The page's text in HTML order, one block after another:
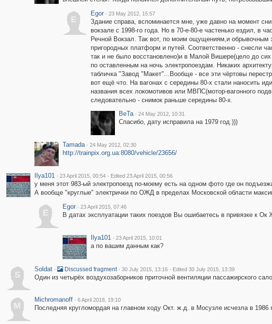
E
Egor · 23 May 2012, 15:57
Здание справа, вспоминается мне, уже давно на момент
вокзале с 1998-го года. Но в 70-е-80-е частенько ездил, в
Речной Вокзал. Так вот, по моим ощущениям,и обрывочным
пригородных платформ и путей. Соответственно - снесли
так и не было восстановлено)и в Малой Вишере(цело до
по оставленным на ночь электропоездам. Никаких
табличка "Завод "Макет"...Вообще - все эти чёртовы
вот ещё что. На вагонах с середины 80-х стали наносить
названия всех локомотивов или МВПС(мотор-вагонного
следовательно - снимок раньше середины 80-х.
BeTa · 24 May 2012, 10:31
Спасибо, дату исправила на 1979 год.)))
Tamada · 24 May 2012, 02:30
http://trainpix.org.ua:8080/vehicle/23656/
Ilya101 · 23 April 2015, 00:54 · Edited 23 April 2015, 00:56
у меня этот 983-ый электропоезд по-моему есть на одном фото где он
А вообще "круглые" электрички по ОЖД в пределах Московской области
E
Egor · 23 April 2015, 07:46
В датах эксплуатации таких поездов Вы ошибаетесь в привязке к
Ilya101 · 23 April 2015, 10:01
а по вашим данным как?
S
Soldat · Discussed fragment · 30 July 2015, 13:16 · Edited 30 July 2015, 13:39
Один из четырёх воздухозаборников приточной вентиляции пассажирского
M
Michromanoff · 6 April 2018, 19:10
Последняя кругломордая на главном ходу Окт. ж.д. в Мосузле исчезла в